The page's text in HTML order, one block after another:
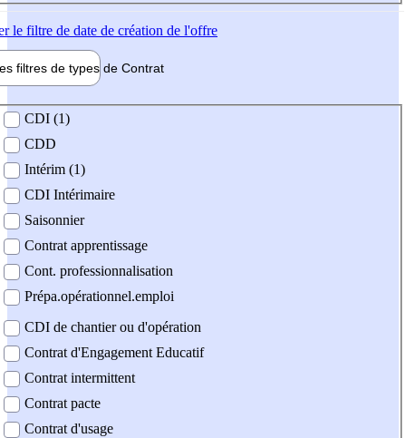
le filtre de date de création de l'offre
filtres de types de Contrat
contrat
CDI (1)
CDD
Intérim (1)
CDI Intérimaire
Saisonnier
Contrat apprentissage
Cont. professionnalisation
Prépa.opérationnel.emploi
CDI de chantier ou d'opération
Contrat d'Engagement Educatif
Contrat intermittent
Contrat pacte
Contrat d'usage